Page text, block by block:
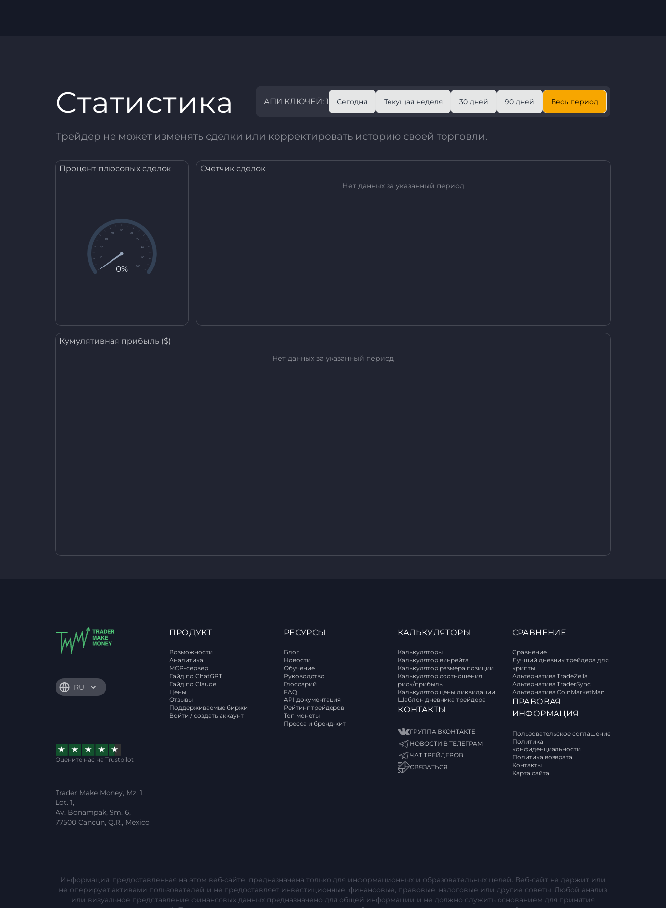
Статистика АПИ КЛЮЧЕЙ: 1 Сегодня Текущая неделя 30 дней 90 дней Весь период
Трейдер не может изменять сделки или корректировать историю своей торговли.
Процент плюсовых сделок
0
10
20
30
40
50
60
70
80
90
100
0%
Счетчик сделок
Нет данных за указанный период
Кумулятивная прибыль ($)
Нет данных за указанный период
RU
Оцените нас на Trustpilot
Trader Make Money, Mz. 1,
Lot. 1,
Av. Bonampak, Sm. 6,
77500 Cancún, Q.R., Mexico
ПРОДУКТ
Возможности
Аналитика
MCP-сервер
Гайд по ChatGPT
Гайд по Claude
Цены
Отзывы
Поддерживаемые биржи
Войти / создать аккаунт
РЕСУРСЫ
Блог
Новости
Обучение
Руководство
Глоссарий
FAQ
API документация
Рейтинг трейдеров
Топ монеты
Пресса и бренд-кит
КАЛЬКУЛЯТОРЫ
Калькуляторы
Калькулятор винрейта
Калькулятор размера позиции
Калькулятор соотношения
риск/прибыль
Калькулятор цены ликвидации
Шаблон дневника трейдера
КОНТАКТЫ
ГРУППА ВКОНТАКТЕ
НОВОСТИ В ТЕЛЕГРАМ
ЧАТ ТРЕЙДЕРОВ
СВЯЗАТЬСЯ
СРАВНЕНИЕ
Сравнение
Лучший дневник трейдера для
крипты
Альтернатива TradeZella
Альтернатива TraderSync
Альтернатива CoinMarketMan
ПРАВОВАЯ
ИНФОРМАЦИЯ
Пользовательское соглашение
Политика
конфиденциальности
Политика возврата
Контакты
Карта сайта
Информация, предоставленная на этом веб-сайте, предназначена только для информационных и образовательных целей. Веб-сайт не держит или
не оперирует активами пользователей и не предоставляет инвестиционные, финансовые, правовые, налоговые или другие советы. Любой анализ
или визуальное представление финансовых данных предназначено для общей информации и не должно служить основанием для принятия